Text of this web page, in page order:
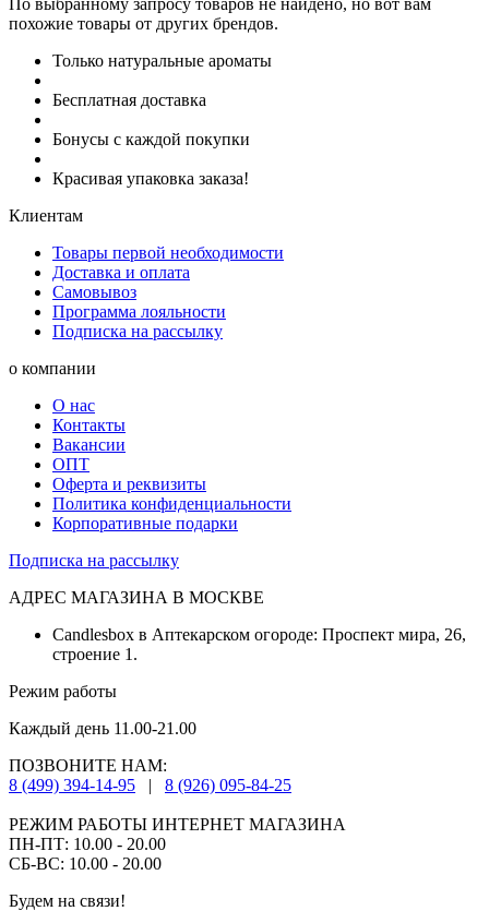
похожие товары от других брендов.
Только натуральные ароматы
Бесплатная доставка
Бонусы с каждой покупки
Красивая упаковка заказа!
Клиентам
Товары первой необходимости
Доставка и оплата
Самовывоз
Программа лояльности
Подписка на рассылку
о компании
О нас
Контакты
Вакансии
ОПТ
Оферта и реквизиты
Политика конфиденциальности
Корпоративные подарки
Подписка на рассылку
АДРЕС МАГАЗИНА В МОСКВЕ
Candlesbox в Аптекарском огороде: Проспект мира, 26,
строение 1.
Режим работы
Каждый день 11.00-21.00
ПОЗВОНИТЕ НАМ:
8 (499) 394-14-95
| 8 (926) 095-84-25
РЕЖИМ РАБОТЫ ИНТЕРНЕТ МАГАЗИНА
ПН-ПТ: 10.00 - 20.00
СБ-ВС: 10.00 - 20.00
Будем на связи!